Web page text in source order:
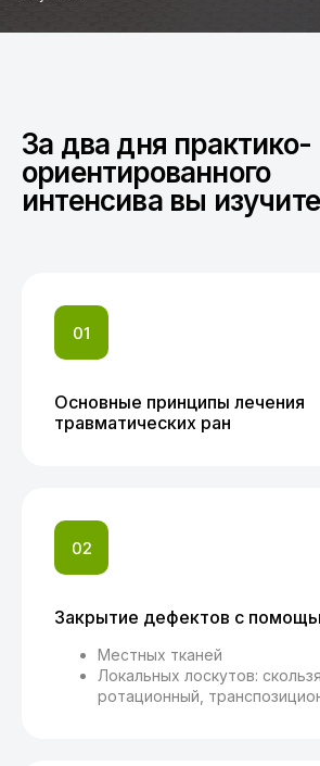
За два дня практико-
ориентированного
интенсива вы изучите
Основные принципы лечения
травматических ран
Закрытие дефектов с
Местных тканей
Локальных лоскутов:
ротационный,